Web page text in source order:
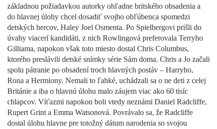
základnou požiadavkou autorky ohľadne britského obsadenia a
do hlavnej úlohy chcel dosadiť svojho obľúbenca spomedzi
detských hercov, Haley Joel Osmenta. Po Spielbergovi prišli do
úvahy viacerí kandidáti, z nich Rowlingová preferovala Terryho
Gilliama, napokon však toto miesto dostal Chris Columbus,
ktorého preslávili detské snímky série Sám doma. Chris a Jo začali
spolu pátranie po obsadení troch hlavných postáv – Harryho,
Rona a Hermiony. Nemali to ľahké, uchádzali sa o ne deti z celej
Británie a iba o hlavnú úlohu malo záujem viac ako 60 tisíc
chlapcov. Víťazmi napokon boli vtedy neznámi Daniel Radcliffe,
Rupert Grint a Emma Watsonová. Povrávalo sa, že Radcliffe
dostal úlohu hlavne pre totožný dátum narodenia so svojou